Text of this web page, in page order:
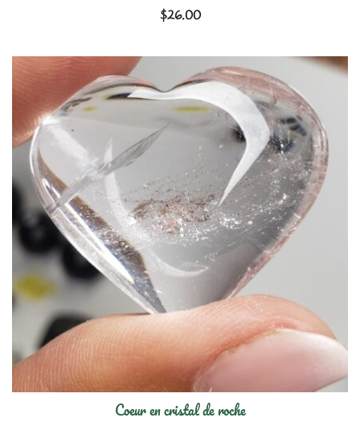
$26.00
Coeur en cristal de roche